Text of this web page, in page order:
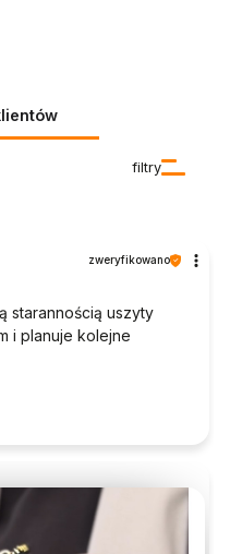
filtry
zweryfikowano
starannością uszyty
i planuje kolejne